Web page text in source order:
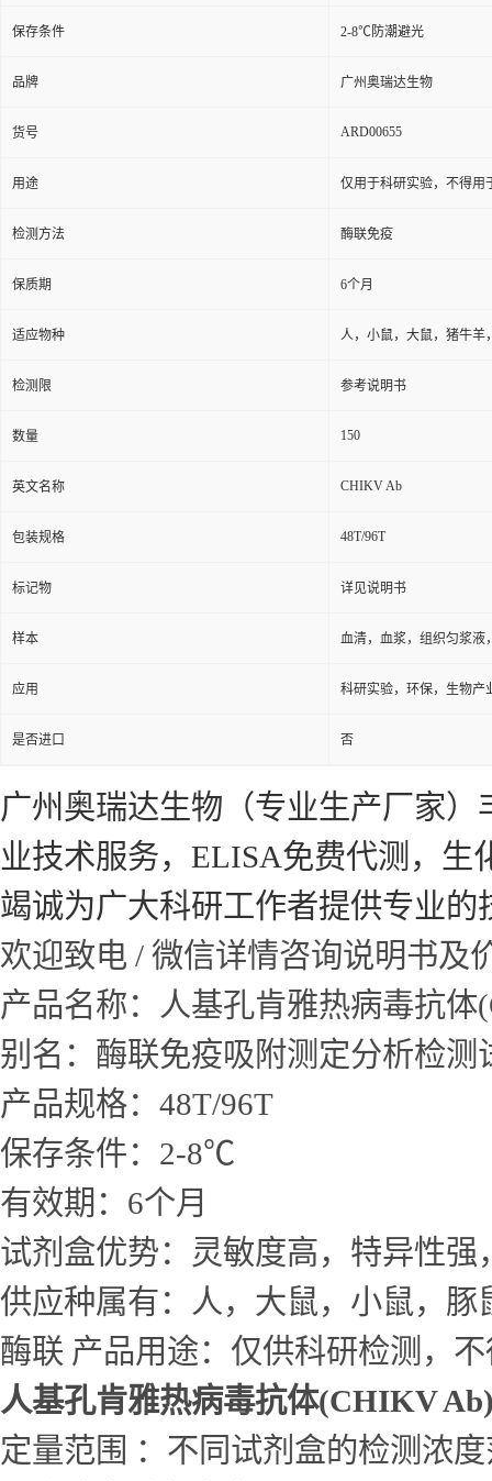
保存条件 2-8℃防潮避光
品牌 广州奥瑞达生物
货号 ARD00655
用途 仅用于科研实验，不得用
检测方法 酶联免疫
保质期 6个月
适应物种 人，小鼠，大鼠，猪牛羊
检测限 参考说明书
数量 150
英文名称 CHIKV Ab
包装规格 48T/96T
标记物 详见说明书
样本 血清，血浆，组织匀浆液
应用 科研实验，环保，生物产
是否进口 否
广州奥瑞达生物（专业生产厂家
业技术服务，ELISA免费代测，生
竭诚为广大科研工作者提供专业
欢迎致电 / 微信详情咨询说明书及
产品名称：人基孔肯雅热病毒抗
别名：酶联免疫吸附测定分析检测
产品规格：48T/96T
保存条件：2-8℃
有效期：6个月
试剂盒优势：灵敏度高，特异性
供应种属有：人，大鼠，小鼠，
酶联 产品用途：仅供科研检测，
人基孔肯雅热病毒抗体(CHIKV
定量范围 ：不同试剂盒的检测浓